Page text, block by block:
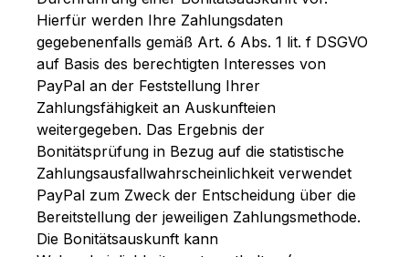
Hierfür werden Ihre Zahlungsdaten
gegebenenfalls gemäß Art. 6 Abs. 1 lit. f DSGVO
auf Basis des berechtigten Interesses von
PayPal an der Feststellung Ihrer
Zahlungsfähigkeit an Auskunfteien
weitergegeben. Das Ergebnis der
Bonitätsprüfung in Bezug auf die statistische
Zahlungsausfallwahrscheinlichkeit verwendet
PayPal zum Zweck der Entscheidung über die
Bereitstellung der jeweiligen Zahlungsmethode.
Die Bonitätsauskunft kann